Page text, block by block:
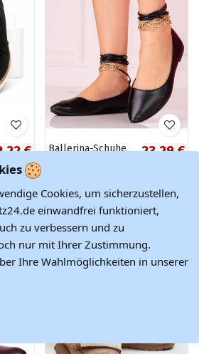
€
53,70 €
Ballerina-Schuhe
23,29 €
Winter OUTLET
-30%
Cookies, um sicherzustellen,
einwandfrei funktioniert,
zu verbessern und zu
nur mit Ihrer Zustimmung.
Ihre Wahlmöglichkeiten in unserer